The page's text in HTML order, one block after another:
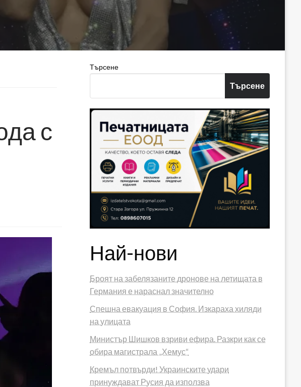
с
Търсене
Търсене
Най-нови
Броят на забелязаните дронове на летищата в
Германия е нараснал значително
Спешна евакуация в София. Изкараха хиляди
на улицата
Министър Шишков взриви ефира. Разкри как се
обира магистрала „Хемус“
Кремъл потвърди! Украинските удари
принуждават Русия да използва